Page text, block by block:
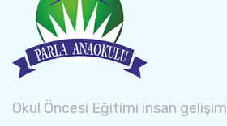
Okul Öncesi Eğitimi insan